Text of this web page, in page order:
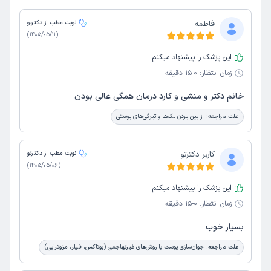
فاطمه
نوبت مطب از دکترتو
(
1405/05/11
)
این پزشک را پیشنهاد میکنم
زمان انتظار: 0-15 دقیقه
خانم دکتر و منشی و کارد درمان همگی عالی بودن
علت مراجعه: از بین بردن لک‌ها و تیرگی‌های پوستی
کاربر دکترتو
نوبت مطب از دکترتو
(
1405/05/06
)
این پزشک را پیشنهاد میکنم
زمان انتظار: 0-15 دقیقه
بسیار خوب
علت مراجعه: جوان‌سازی پوست با روش‌های غیرتهاجمی (بوتاکس، فیلر، مزوتراپی)